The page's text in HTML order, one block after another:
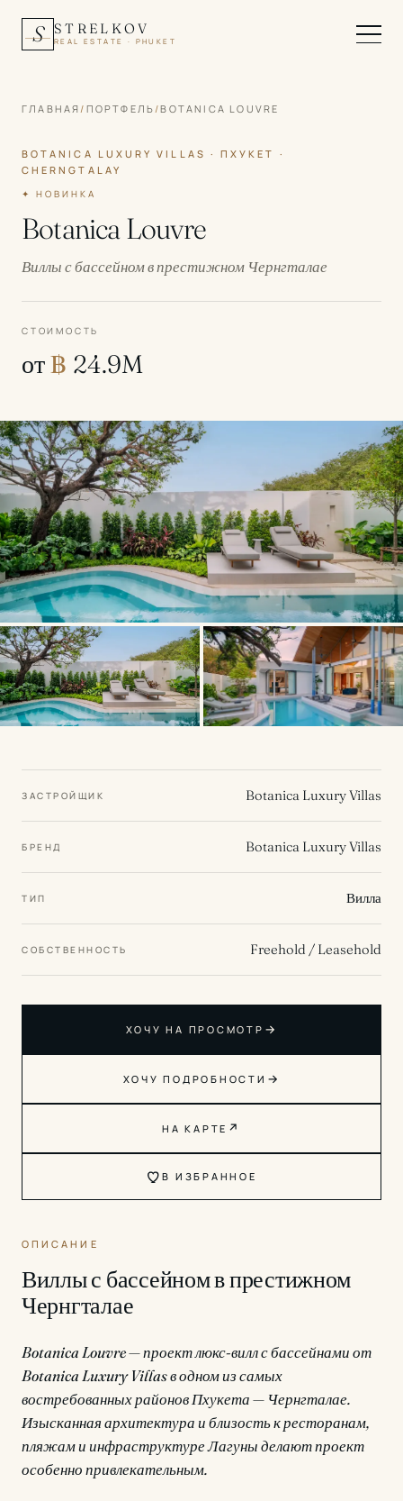
S STRELKOV
REAL ESTATE · PHUKET
ГЛАВНАЯ/ ПОРТФЕЛЬ/BOTANICA LOUVRE
BOTANICA LUXURY VILLAS · ПХУКЕТ ·
CHERNGTALAY
✦ НОВИНКА
Botanica Louvre
Виллы с бассейном в престижном Чернгталае
СТОИМОСТЬ
от฿ 24.9M
ЗАСТРОЙЩИК Botanica Luxury Villas
БРЕНД Botanica Luxury Villas
ТИП Вилла
СОБСТВЕННОСТЬ Freehold / Leasehold
ХОЧУ НА ПРОСМОТР →
ХОЧУ ПОДРОБНОСТИ →
НА КАРТЕ ↗
В ИЗБРАННОЕ
ОПИСАНИЕ
Виллы с бассейном в престижном
Чернгталае
Botanica Louvre — проект люкс-вилл с бассейнами от
Botanica Luxury Villas в одном из самых
востребованных районов Пхукета — Чернгталае.
Изысканная архитектура и близость к ресторанам,
пляжам и инфраструктуре Лагуны делают проект
особенно привлекательным.